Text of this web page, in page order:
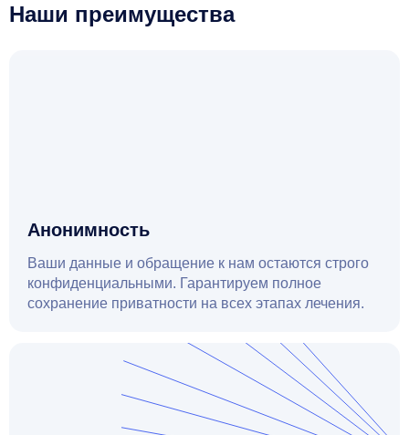
Наши преимущества
Анонимность
Ваши данные и обращение к нам остаются строго
конфиденциальными. Гарантируем полное
сохранение приватности на всех этапах лечения.